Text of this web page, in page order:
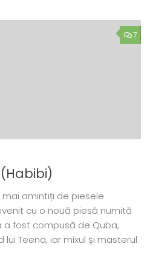
7
mai amintiți de piesele
cu o nouă piesă numită
a fost compusă de Quba,
Teena, iar mixul și masterul